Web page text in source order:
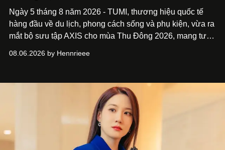
Ngày 5 tháng 8 năm 2026 - TUMI, thương hiệu quốc tế
hàng đầu về du lịch, phong cách sống và phụ kiện, vừa ra
mắt bộ sưu tập AXIS cho mùa Thu Đông 2026, mang tư
và phong cách sống hiện đại bằng thiết kế sắc nét, chuẩn
08.06.2026 by Hennrieee